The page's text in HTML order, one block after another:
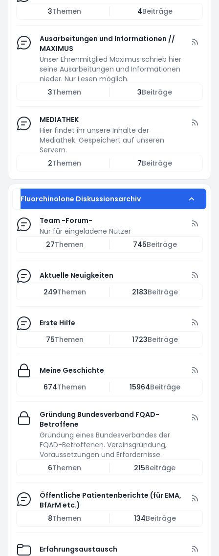
3Themen 4Beiträge
Ausarbeitungen und Informationen //
MAXIMUS
Unser Ehrenmitglied Maximus schrieb hier
seine Ausarbeitungen und Informationen
nieder. Nur Lesen möglich.
3Themen 3Beiträge
MEDIATHEK
Hier findet ihr unsere Inhalte der
Mediathek. Gespeichert auf unseren
Servern.
2Themen 7Beiträge
Fluorchinolone Diskussionsarchiv
Team -Forum-
Nur für eingeladene Nutzer
27Themen 745Beiträge
Aktuelle Neuigkeiten
249Themen 2183Beiträge
Erste Hilfe
75Themen 1723Beiträge
Meine Geschichte
674Themen 15964Beiträge
Gründung Bundesverband FQAD-
Betroffene
Gründung eines Bundesverbandes der
FQAD-Betroffenen. Vereinsgründung,
Voraussetzungen und Erfordernisse.
6Themen 215Beiträge
Öffentliche Patientenberichte (für EMA,
BfArM etc.)
8Themen 134Beiträge
Erfahrungsaustausch